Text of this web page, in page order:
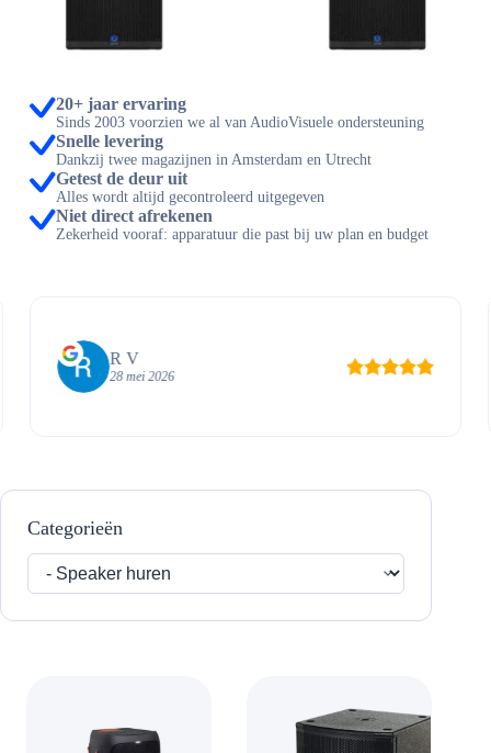
20+ jaar ervaring
Sinds 2003 voorzien we al van AudioVisuele ondersteuning
Snelle levering
Dankzij twee magazijnen in Amsterdam en Utrecht
Getest de deur uit
Alles wordt altijd gecontroleerd uitgegeven
Niet direct afrekenen
Zekerheid vooraf: apparatuur die past bij uw plan en budget
R V
28 mei 2026
Categorieën